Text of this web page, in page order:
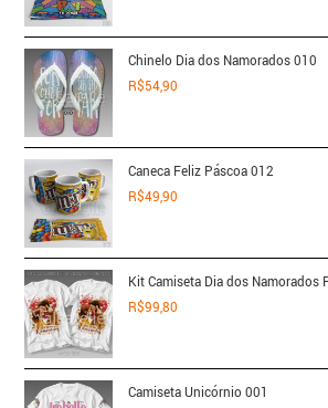
Chinelo Dia dos Namorados 010
R$54,90
Caneca Feliz Páscoa 012
R$49,90
Kit Camiseta Dia dos Namorados
R$99,80
Camiseta Unicórnio 001